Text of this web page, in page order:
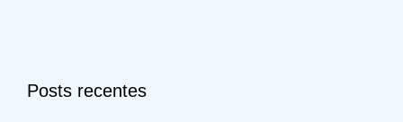
Posts recentes